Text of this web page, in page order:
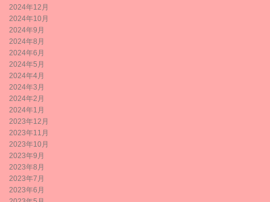
2024年12月
2024年10月
2024年9月
2024年8月
2024年6月
2024年5月
2024年4月
2024年3月
2024年2月
2024年1月
2023年12月
2023年11月
2023年10月
2023年9月
2023年8月
2023年7月
2023年6月